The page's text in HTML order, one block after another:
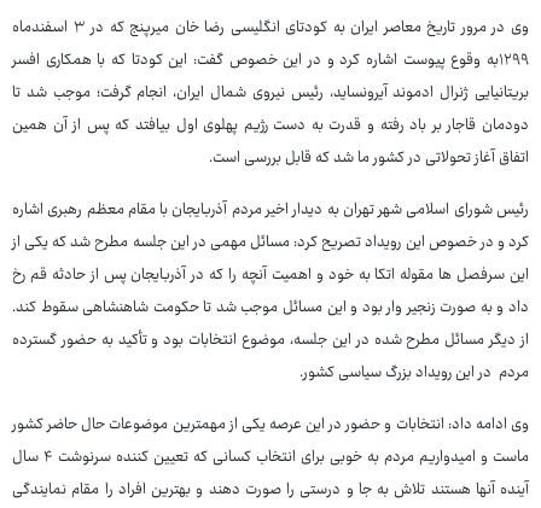
وی در مرور تاریخ معاصر ایران به کودتای انگلیسی رضا خان میرپنج که در ۳ اسفندماه
۱۲۹۹به وقوع پیوست اشاره کرد و در این خصوص گفت: این کودتا که با همکاری افسر
بریتانیایی ژنرال ادموند آیرونساید، رئیس نیروی شمال ایران، انجام گرفت؛ موجب شد تا
دودمان قاجار بر باد رفته و قدرت به دست رژیم پهلوی اول بیافتد که پس از آن همین
اتفاق آغاز تحولاتی در کشور ما شد که قابل بررسی است.
رئیس شورای اسلامی شهر تهران به دیدار اخیر مردم آذربایجان با مقام معظم رهبری اشاره
کرد و در خصوص این رویداد تصریح کرد: مسائل مهمی در این جلسه مطرح شد که یکی از
این سرفصل ها مقوله اتکا به خود و اهمیت آنچه را که در آذربایجان پس از حادثه قم رخ
داد و به صورت زنجیر وار بود و این مسائل موجب شد تا حکومت شاهنشاهی سقوط کند.
از دیگر مسائل مطرح شده در این جلسه، موضوع انتخابات بود و تأکید به حضور گسترده
مردم در این رویداد بزرگ سیاسی کشور.
وی ادامه داد: انتخابات و حضور در این عرصه یکی از مهمترین موضوعات حال حاضر کشور
ماست و امیدواریم مردم به خوبی برای انتخاب کسانی که تعیین کننده سرنوشت ۴ سال
آینده آنها هستند تلاش به جا و درستی را صورت دهند و بهترین افراد را مقام نمایندگی